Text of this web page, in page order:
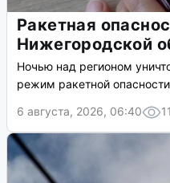
Ракетная
Нижегородской
Ночью над регионом
режим ракетной
6 августа, 2026, 06:40
11